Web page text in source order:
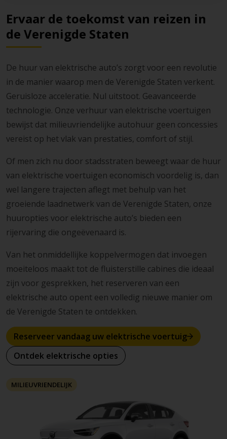
Ervaar de toekomst van reizen in
de Verenigde Staten
De huur van elektrische auto’s zorgt voor een revolutie
in de manier waarop men de Verenigde Staten verkent.
Geruisloze acceleratie. Nul uitstoot. Geavanceerde
technologie. Onze verhuur van elektrische voertuigen
bewijst dat milieuvriendelijke autohuur geen concessies
vereist op het vlak van prestaties, comfort of stijl.
Of men zich nu door stadsstraten beweegt waar de huur
van elektrische voertuigen economisch voordelig is, dan
wel langere trajecten aflegt met behulp van het
groeiende laadnetwerk van de Verenigde Staten, onze
huuropties voor elektrische auto’s bieden een
rijervaring die ongeëvenaard is.
Van het onmiddellijke koppelvermogen dat invoegen
moeiteloos maakt tot de fluisterstille cabines die ideaal
zijn voor gesprekken, het reserveren van een
elektrische auto opent een volledig nieuwe manier om
de Verenigde Staten te ontdekken.
Reserveer vandaag uw elektrische voertuig
Ontdek elektrische opties
MILIEUVRIENDELIJK